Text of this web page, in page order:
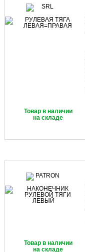
Товар в наличии
на складе
Товар в наличии
на складе